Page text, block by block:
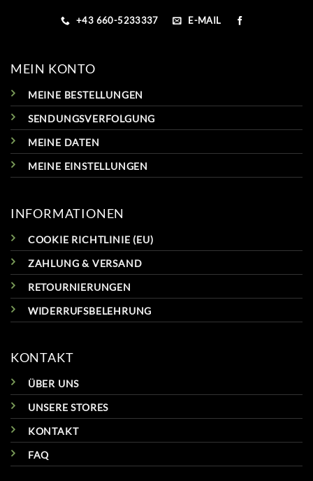
+43 660-5233337 E-MAIL
MEIN KONTO
MEINE BESTELLUNGEN
SENDUNGSVERFOLGUNG
MEINE DATEN
MEINE EINSTELLUNGEN
INFORMATIONEN
COOKIE RICHTLINIE (EU)
ZAHLUNG & VERSAND
RETOURNIERUNGEN
WIDERRUFSBELEHRUNG
KONTAKT
ÜBER UNS
UNSERE STORES
KONTAKT
FAQ